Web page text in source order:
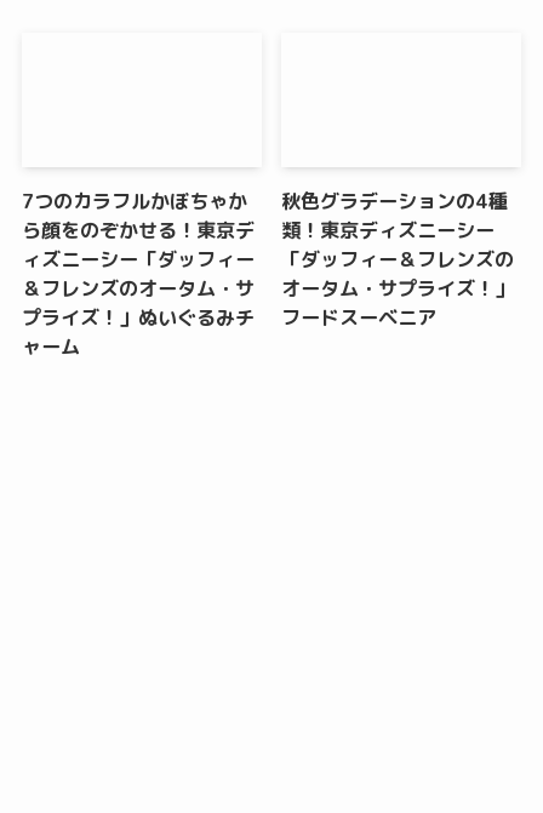
7つのカラフルかぼちゃか
ら顔をのぞかせる！東京デ
ィズニーシー「ダッフィー
＆フレンズのオータム・サ
プライズ！」ぬいぐるみチ
ャーム
秋色グラデーションの4種
類！東京ディズニーシー
「ダッフィー＆フレンズの
オータム・サプライズ！」
フードスーベニア